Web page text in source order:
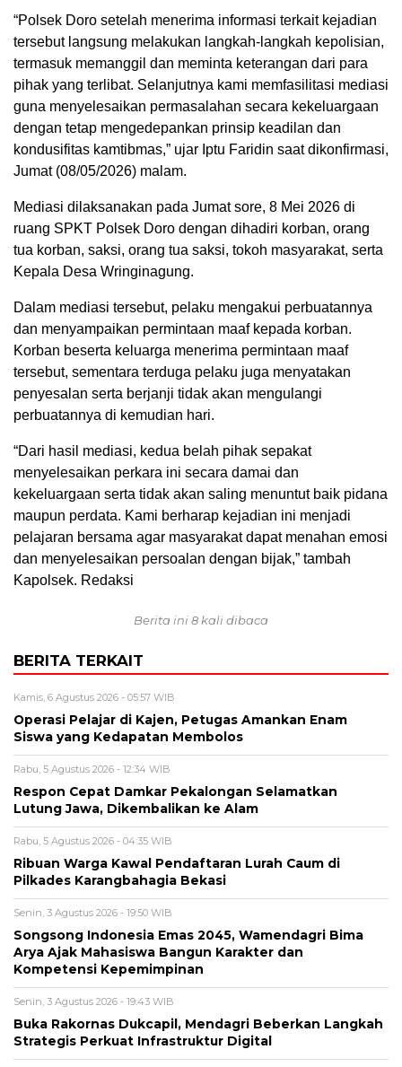
“Polsek Doro setelah menerima informasi terkait kejadian
tersebut langsung melakukan langkah-langkah kepolisian,
termasuk memanggil dan meminta keterangan dari para
pihak yang terlibat. Selanjutnya kami memfasilitasi mediasi
guna menyelesaikan permasalahan secara kekeluargaan
dengan tetap mengedepankan prinsip keadilan dan
kondusifitas kamtibmas,” ujar Iptu Faridin saat dikonfirmasi,
Jumat (08/05/2026) malam.
Mediasi dilaksanakan pada Jumat sore, 8 Mei 2026 di
ruang SPKT Polsek Doro dengan dihadiri korban, orang
tua korban, saksi, orang tua saksi, tokoh masyarakat, serta
Kepala Desa Wringinagung.
Dalam mediasi tersebut, pelaku mengakui perbuatannya
dan menyampaikan permintaan maaf kepada korban.
Korban beserta keluarga menerima permintaan maaf
tersebut, sementara terduga pelaku juga menyatakan
penyesalan serta berjanji tidak akan mengulangi
perbuatannya di kemudian hari.
“Dari hasil mediasi, kedua belah pihak sepakat
menyelesaikan perkara ini secara damai dan
kekeluargaan serta tidak akan saling menuntut baik pidana
maupun perdata. Kami berharap kejadian ini menjadi
pelajaran bersama agar masyarakat dapat menahan emosi
dan menyelesaikan persoalan dengan bijak,” tambah
Kapolsek. Redaksi
Berita ini 8 kali dibaca
BERITA TERKAIT
Kamis, 6 Agustus 2026 - 05:57 WIB
Operasi Pelajar di Kajen, Petugas Amankan Enam
Siswa yang Kedapatan Membolos
Rabu, 5 Agustus 2026 - 12:34 WIB
Respon Cepat Damkar Pekalongan Selamatkan
Lutung Jawa, Dikembalikan ke Alam
Rabu, 5 Agustus 2026 - 04:35 WIB
Ribuan Warga Kawal Pendaftaran Lurah Caum di
Pilkades Karangbahagia Bekasi
Senin, 3 Agustus 2026 - 19:50 WIB
Songsong Indonesia Emas 2045, Wamendagri Bima
Arya Ajak Mahasiswa Bangun Karakter dan
Kompetensi Kepemimpinan
Senin, 3 Agustus 2026 - 19:43 WIB
Buka Rakornas Dukcapil, Mendagri Beberkan Langkah
Strategis Perkuat Infrastruktur Digital